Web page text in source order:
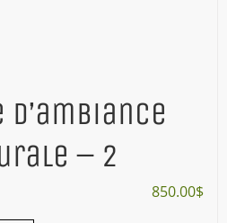
d’ambiance
– 2
850.00$